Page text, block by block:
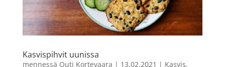
Kasvispihvit uunissa
mennessä Outi Kortevaara | 13.02.2021 | Kasvis,